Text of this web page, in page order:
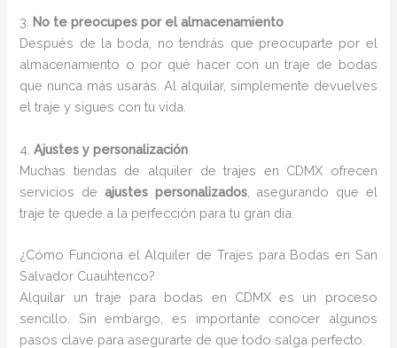
3. No te preocupes por el almacenamiento
Después de la boda, no tendrás que preocuparte por el
almacenamiento o por qué hacer con un traje de bodas
que nunca más usarás. Al alquilar, simplemente devuelves
el traje y sigues con tu vida.
4.Ajustes y personalización
Muchas tiendas de alquiler de trajes en CDMX ofrecen
servicios de ajustes personalizados, asegurando que el
traje te quede a la perfección para tu gran día.
¿Cómo Funciona el Alquiler de Trajes para Bodas en San
Salvador Cuauhtenco?
Alquilar un traje para bodas en CDMX es un proceso
sencillo. Sin embargo, es importante conocer algunos
pasos clave para asegurarte de que todo salga perfecto.